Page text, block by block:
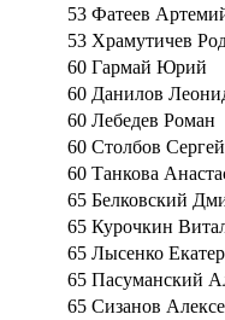
53 Фатеев
53 Храмутичев
60 Гармай Юрий
60 Данилов
60 Лебедев Роман
60 Столбов Сергей
60 Танкова
65 Белковский
65 Курочкин
65 Лысенко
65 Пасуманский
65 Сизанов